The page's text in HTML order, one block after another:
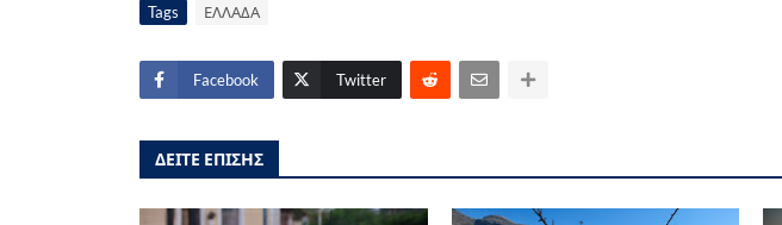
Tags ΕΛΛΑΔΑ
Facebook Twitter
ΔΕΙΤΕ ΕΠΙΣΗΣ